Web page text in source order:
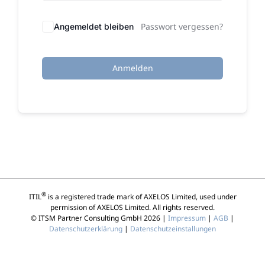
Angemeldet bleiben Passwort vergessen?
Anmelden
ITIL®is a registered trade mark of AXELOS Limited, used under
permission of AXELOS Limited. All rights reserved.
© ITSM Partner Consulting GmbH 2026 | Impressum | AGB |
Datenschutzerklärung | Datenschutzeinstallungen